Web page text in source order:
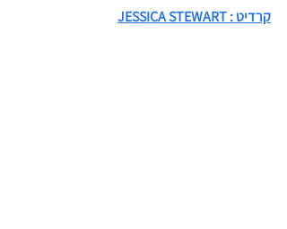
קרדיט : JESSICA STEWART